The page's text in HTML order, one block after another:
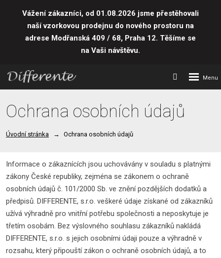
Vážení zákazníci, od 01.08.2026 jsme přestěhovali
naší vzorkovou prodejnu do nového prostoru na
adrese Modřanská 409 / 68, Praha 12. Těšíme se
na Vaši návštěvu.
Vyhledávání
Rozbalení
Ochrana osobních údajů
Úvodní stránka Ochrana osobních údajů
Informace o zákaznících jsou uchovávány v souladu s platnými
zákony České republiky, zejména se zákonem o ochraně
osobních údajů č. 101/2000 Sb. ve znění pozdějších dodatků a
předpisů. DIFFERENTE, s.r.o. veškeré údaje získané od zákazníků
užívá výhradně pro vnitřní potřebu společnosti a neposkytuje je
třetím osobám. Bez výslovného souhlasu zákazníků nakládá
DIFFERENTE, s.r.o. s jejich osobními údaji pouze a výhradně v
rozsahu, který připouští zákon o ochraně osobních údajů, a to